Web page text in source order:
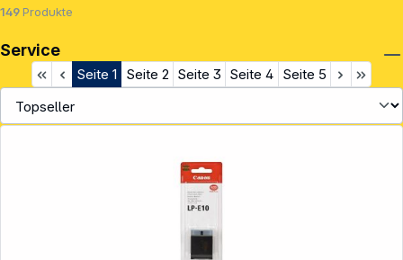
149 Produkte
Seite 1 Seite 2 Seite 3 Seite 4 Seite 5
Service